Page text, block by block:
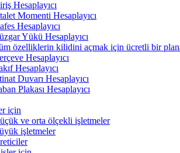
Hesaplayıcı
Momenti Hesaplayıcı
Hesaplayıcı
Yükü Hesaplayıcı
özelliklerin kilidini açmak için ücretli bir
Hesaplayıcı
Hesaplayıcı
Duvarı Hesaplayıcı
Plakası Hesaplayıcı
için
ve orta ölçekli işletmeler
işletmeler